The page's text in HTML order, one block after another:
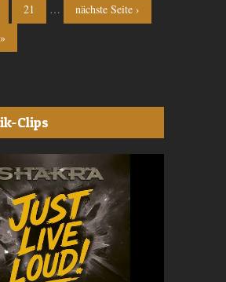
21 …
nächste Seite ›
Clips